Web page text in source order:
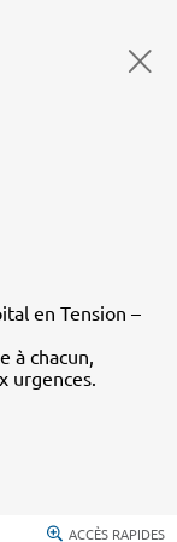
en Tension –
à chacun,
urgences.
ACCÈS RAPIDES